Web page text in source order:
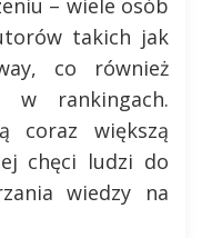
– wiele osób
takich jak
co również
w rankingach.
coraz większą
chęci ludzi do
wiedzy na